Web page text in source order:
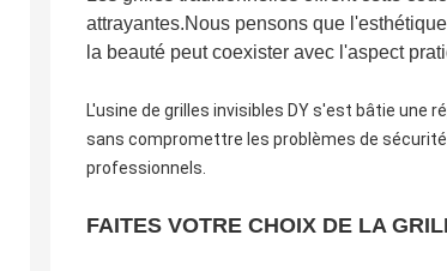
attrayantes.Nous pensons que
la beauté peut coexister avec l'aspect
L'usine de grilles invisibles DY s'est bâtie une
sans compromettre les problèmes de
professionnels.
FAITES VOTRE CHOIX DE LA